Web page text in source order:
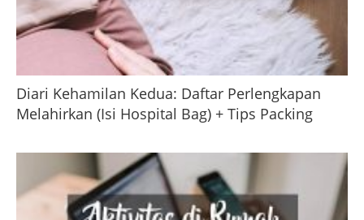
Diari Kehamilan Kedua: Daftar Perlengkapan
Melahirkan (Isi Hospital Bag) + Tips Packing